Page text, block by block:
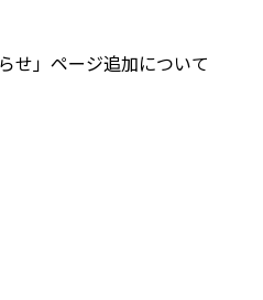
せ」ページ追加について